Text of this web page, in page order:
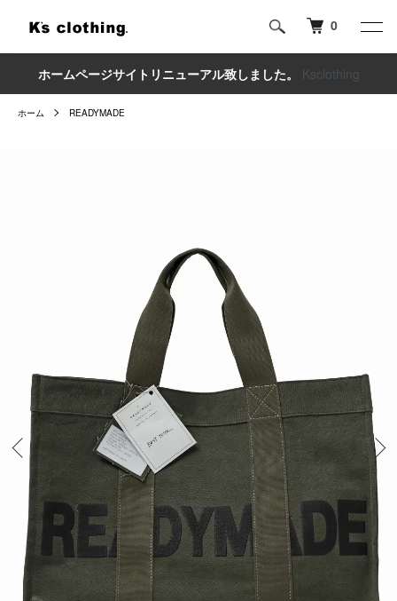
0
ホームページサイトリニューアル致しました。 Ksclothing
ホーム READYMADE